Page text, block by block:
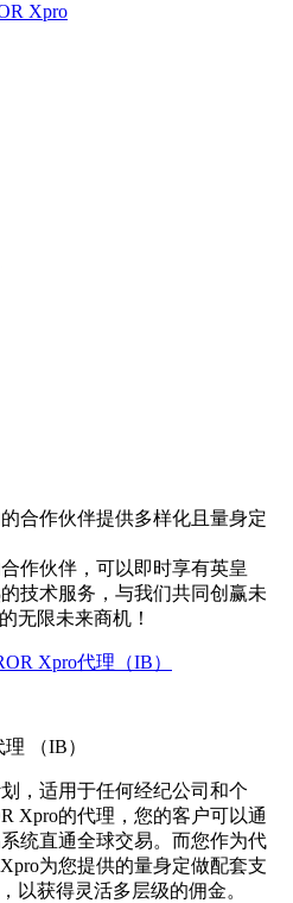
Xpro
合作伙伴提供多样化且量身定
作伙伴，可以即时享有英皇
技术服务，与我们共同创赢未
无限未来商机！
Xpro代理（IB）
（IB）
，适用于任何经纪公司和个
Xpro的代理，您的客户可以通
统直通全球交易。而您作为代
为您提供的量身定做配套支
以获得灵活多层级的佣金。